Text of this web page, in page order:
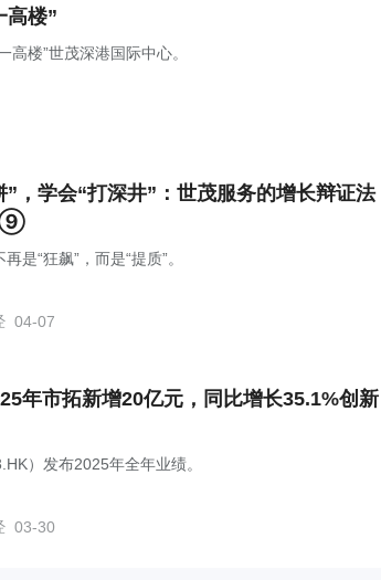
高楼”
高楼”世茂深港国际中心。
”，学会“打深井”：世茂服务的增长辩证法
⑨
是“狂飙”，而是“提质”。
04-07
年市拓新增20亿元，同比增长35.1%创新
）发布2025年全年业绩。
03-30